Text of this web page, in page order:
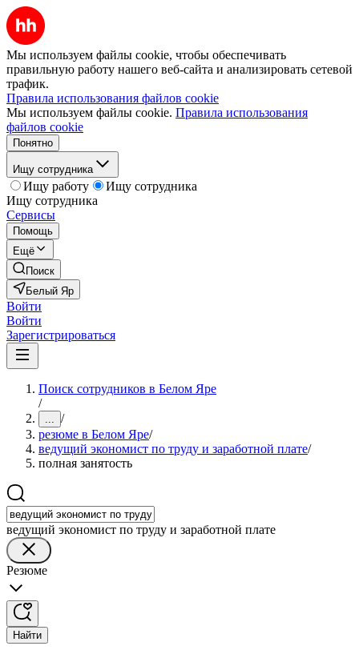
Мы используем файлы cookie, чтобы обеспечивать
правильную работу нашего веб-сайта и анализировать сетевой
трафик.
Правила использования файлов cookie
Мы используем файлы cookie. Правила использования
файлов cookie
Понятно
Ищу сотрудника
Ищу работу
Ищу сотрудника
Ищу сотрудника
Сервисы
Помощь
Ещё
Поиск
Белый Яр
Войти
Войти
Зарегистрироваться
Поиск сотрудников в Белом Яре
/
... /
резюме в Белом Яре/
ведущий экономист по труду и заработной плате/
полная занятость
ведущий экономист по труду и заработной плате
Резюме
Найти